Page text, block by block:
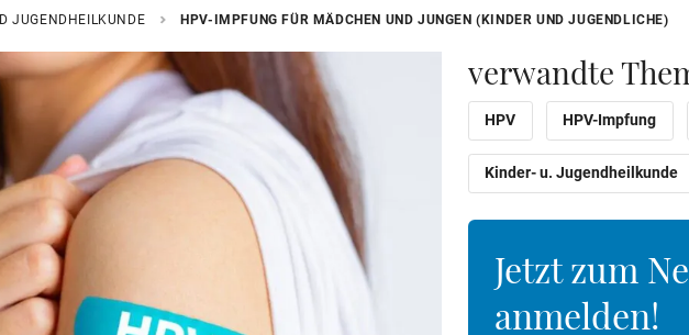
JUGENDHEILKUNDE HPV-IMPFUNG FÜR MÄDCHEN UND JUNGEN (KINDER UND JUGENDLICHE)
verwandte
HPV HPV-Impfung
Kinder- u. Jugendheilkunde
Jetzt zum
anmelden!